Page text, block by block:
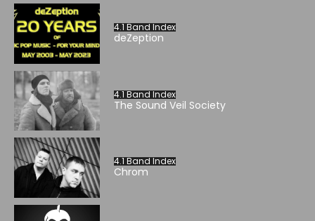
4.1 Band Index
deZeption
4.1 Band Index
The Sound Veil Society
4.1 Band Index
Chrom